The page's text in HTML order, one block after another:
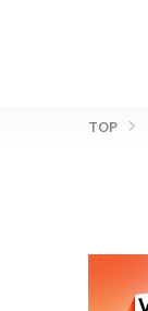
TOP